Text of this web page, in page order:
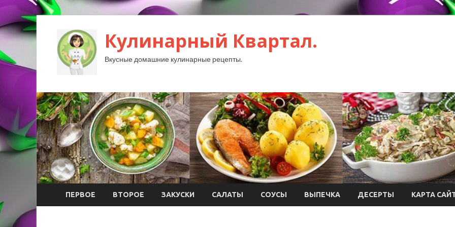
Кулинарный Квартал.
Вкусные домашние кулинарные рецепты.
ПЕРВОЕ ВТОРОЕ ЗАКУСКИ САЛАТЫ СОУСЫ ВЫПЕЧКА ДЕСЕРТЫ КАРТА